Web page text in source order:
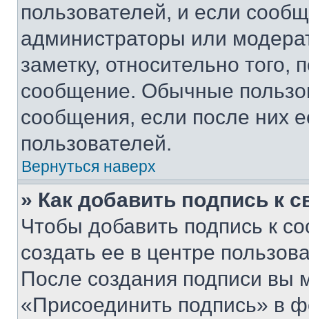
пользователей, и если
администраторы или
заметку, относительно
сообщение. Обычные
сообщения, если после них
пользователей.
Вернуться наверх
» Как добавить подпись к
Чтобы добавить подпись к
создать ее в центре
После создания подписи вы
«Присоединить подпись» в